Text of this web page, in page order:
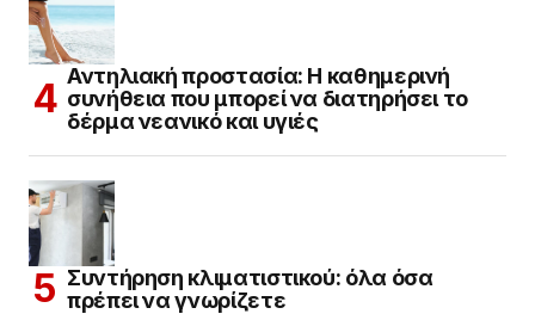
Αντηλιακή προστασία: Η καθημερινή
συνήθεια που μπορεί να διατηρήσει το
δέρμα νεανικό και υγιές
Συντήρηση κλιματιστικού: όλα όσα
πρέπει να γνωρίζετε